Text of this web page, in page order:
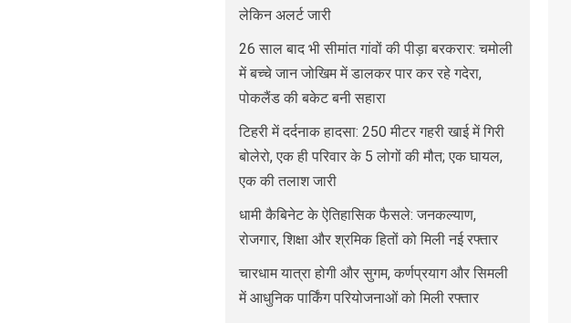
लेकिन अलर्ट जारी
26 साल बाद भी सीमांत गांवों की पीड़ा बरकरार: चमोली
में बच्चे जान जोखिम में डालकर पार कर रहे गदेरा,
पोकलैंड की बकेट बनी सहारा
टिहरी में दर्दनाक हादसा: 250 मीटर गहरी खाई में गिरी
बोलेरो, एक ही परिवार के 5 लोगों की मौत; एक घायल,
एक की तलाश जारी
धामी कैबिनेट के ऐतिहासिक फैसले: जनकल्याण,
रोजगार, शिक्षा और श्रमिक हितों को मिली नई रफ्तार
चारधाम यात्रा होगी और सुगम, कर्णप्रयाग और सिमली
में आधुनिक पार्किंग परियोजनाओं को मिली रफ्तार